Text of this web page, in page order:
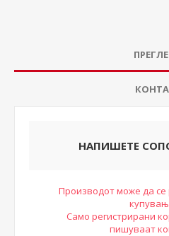
НАПИШЕТЕ
Производот може да се
Само регистрирани
пишуваат